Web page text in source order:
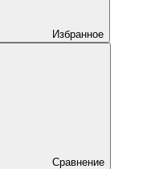
Избранное
Сравнение